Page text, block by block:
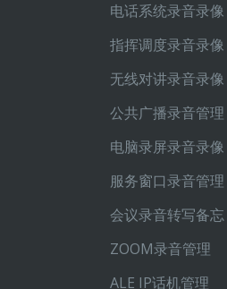
电话系统录音录像
指挥调度录音录像
无线对讲录音录像
公共广播录音管理
电脑录屏录音录像
服务窗口录音管理
会议录音转写备忘
ZOOM录音管理
ALE IP话机管理